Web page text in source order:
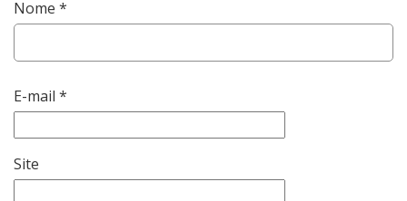
Nome *
E-mail *
Site